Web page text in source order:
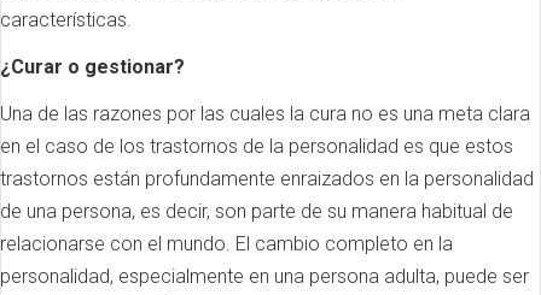
características.
¿Curar o gestionar?
Una de las razones por las cuales la cura no es una meta clara
en el caso de los trastornos de la personalidad es que estos
trastornos están profundamente enraizados en la personalidad
de una persona, es decir, son parte de su manera habitual de
relacionarse con el mundo. El cambio completo en la
personalidad, especialmente en una persona adulta, puede ser